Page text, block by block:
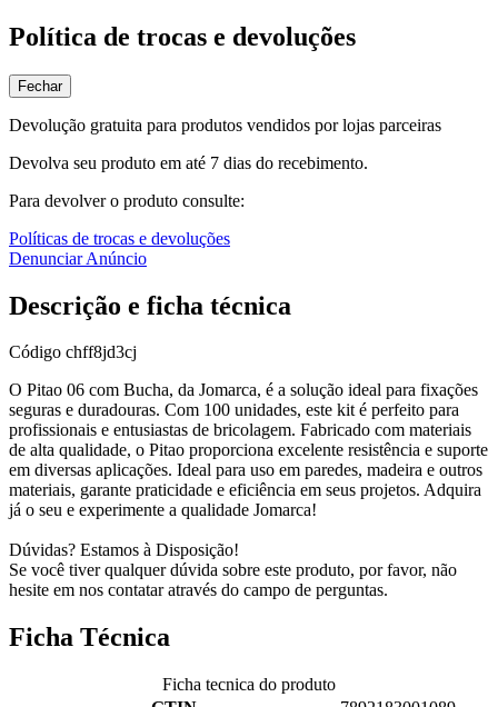
Política de trocas e devoluções
Fechar
Devolução gratuita para produtos vendidos por lojas parceiras
Devolva seu produto em até 7 dias do recebimento.
Para devolver o produto consulte:
Políticas de trocas e devoluções
Denunciar Anúncio
Descrição e ficha técnica
Código chff8jd3cj
O Pitao 06 com Bucha, da Jomarca, é a solução ideal para fixações
seguras e duradouras. Com 100 unidades, este kit é perfeito para
profissionais e entusiastas de bricolagem. Fabricado com materiais
de alta qualidade, o Pitao proporciona excelente resistência e suporte
em diversas aplicações. Ideal para uso em paredes, madeira e outros
materiais, garante praticidade e eficiência em seus projetos. Adquira
já o seu e experimente a qualidade Jomarca!
Dúvidas? Estamos à Disposição!
Se você tiver qualquer dúvida sobre este produto, por favor, não
hesite em nos contatar através do campo de perguntas.
Ficha Técnica
Ficha tecnica do produto